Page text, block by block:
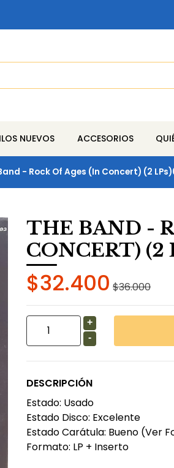
NUEVOS ACCESORIOS
- Rock Of Ages (In Concert) (2
THE BAND -
CONCERT) (2
$32.400 $36.000
+
-
DESCRIPCIÓN
Estado: Usado
Estado Disco: Excelente
Estado Carátula: Bueno (Ver
Formato: LP + Inserto